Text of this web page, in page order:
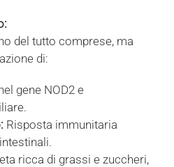
del tutto comprese, ma
di:
gene NOD2 e
Risposta immunitaria
ricca di grassi e zuccheri,